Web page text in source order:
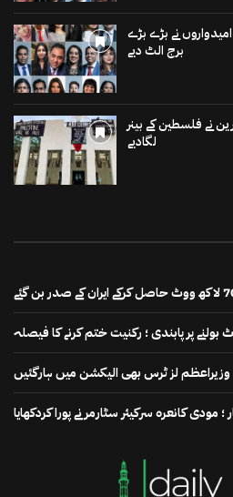
نے بڑے بڑے
برج الٹ دیے
نے فلسطین کے بینر
لگادیے
پر پابندی ؛ رکنیت ختم کرنے کا فیصلہ
وزیراعظم لز ٹرس بھی الیکشن میں ہارگئیں